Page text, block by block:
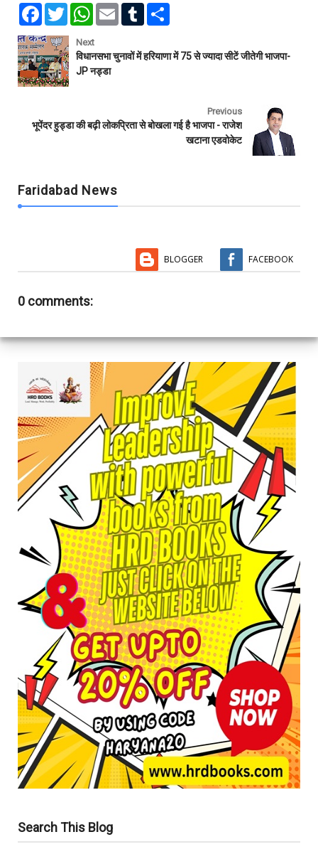
F
e
b
o
o
k
T
w
t
t
e
r
W
t
s
A
p
E
l
T
l
e
Next
विधानसभा चुनावों में हरियाणा में 75 से ज्यादा सीटें जीतेगी भाजपा-
JP नड्डा
Previous
भूपेंदर हुड्डा की बढ़ी लोकप्रिता से बोखला गई है भाजपा - राजेश
खटाना एडवोकेट
Faridabad News
BLOGGER FACEBOOK
0 comments:
Search This Blog